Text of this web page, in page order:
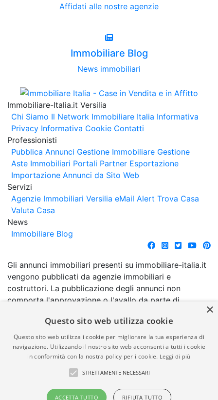
Affidati alle nostre agenzie
Immobiliare Blog
News immobiliari
Immobiliare-Italia.it Versilia
Chi Siamo Il Network Immobiliare Italia Informativa
Privacy Informativa Cookie Contatti
Professionisti
Pubblica Annunci Gestione Immobiliare Gestione
Aste Immobiliari Portali Partner Esportazione
Importazione Annunci da Sito Web
Servizi
Agenzie Immobiliari Versilia eMail Alert Trova Casa
Valuta Casa
News
Immobiliare Blog
Gli annunci immobiliari presenti su immobiliare-italia.it
vengono pubblicati da agenzie immobiliari e
costruttori. La pubblicazione degli annunci non
comporta l'approvazione o l'avallo da parte di
garanzia da parte di quest'ultima. immobiliare-italia.it
quindi non è responsabile della veridicità, della
correttezza, della completezza, della normativa in
materia di privacy e/o di alcun altro aspetto dei
suddetti annunci.
© Copyright 2007 - 2026
Powered by
×
Questo sito web utilizza cookie
Questo sito web utilizza i cookie per migliorare la tua esperienza di
navigazione. Utilizzando il nostro sito web acconsenti a tutti i cookie
in conformità con la nostra policy per i cookie. Leggi di più
STRETTAMENTE NECESSARI
ACCETTA TUTTO RIFIUTA TUTTO